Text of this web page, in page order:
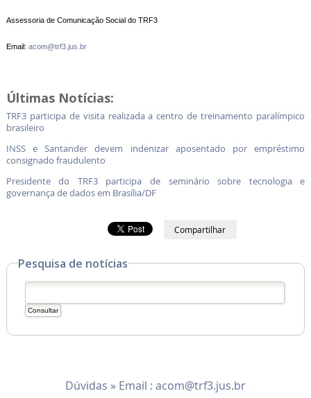
Assessoria de Comunicação Social do TRF3
Email: acom@trf3.jus.br
Últimas Notícias:
TRF3 participa de visita realizada a centro de treinamento paralímpico
brasileiro
INSS e Santander devem indenizar aposentado por empréstimo
consignado fraudulento
Presidente do TRF3 participa de seminário sobre tecnologia e
governança de dados em Brasília/DF
Compartilhar
Pesquisa de notícias
Dúvidas » Email : acom@trf3.jus.br